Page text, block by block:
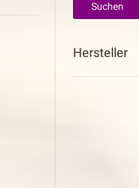
Suchen
Hersteller